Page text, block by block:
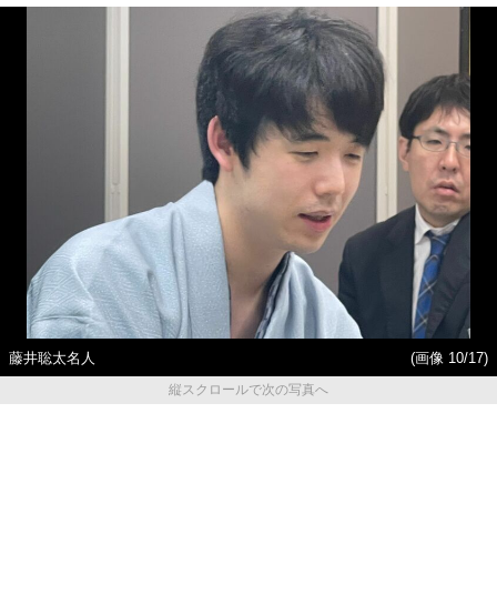
藤井聡太名人
(画像 10/17)
縦スクロールで次の写真へ